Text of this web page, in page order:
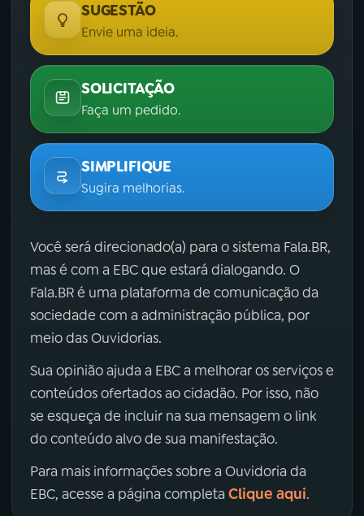
SUGESTÃO
Envie uma ideia.
SOLICITAÇÃO
Faça um pedido.
SIMPLIFIQUE
Sugira melhorias.
Você será direcionado(a) para o sistema Fala.BR,
mas é com a EBC que estará dialogando. O
Fala.BR é uma plataforma de comunicação da
sociedade com a administração pública, por
meio das Ouvidorias.
Sua opinião ajuda a EBC a melhorar os serviços e
conteúdos ofertados ao cidadão. Por isso, não
se esqueça de incluir na sua mensagem o link
do conteúdo alvo de sua manifestação.
Para mais informações sobre a Ouvidoria da
EBC, acesse a página completa Clique aqui.